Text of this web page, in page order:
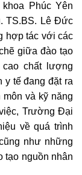
Phúc Yên
TS.BS. Lê Đức
hợp tác với các
giữa đào tạo
chất lượng
y tế đang đặt ra
và kỹ năng
Trường Đại
về quá trình
như những
tạo nguồn nhân